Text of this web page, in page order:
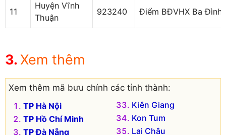
11
Huyện Vĩnh
Thuận
923240 Điểm BĐVHX Ba Đình
Xem thêm
Xem thêm mã bưu chính các tỉnh thành:
TP Hà Nội
TP Hồ Chí Minh
TP Đà Nẵng
Kiên Giang
Kon Tum
Lai Châu